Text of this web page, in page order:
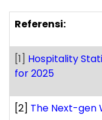
Referensi:
[1] Hospitality
for 2025
[2] The Next-gen